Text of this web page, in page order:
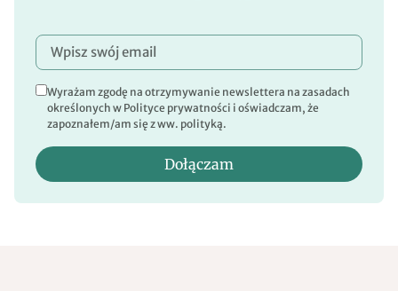
Wyrażam zgodę na otrzymywanie newslettera na zasadach
określonych w Polityce prywatności i oświadczam, że
zapoznałem/am się z ww. polityką.
Dołączam